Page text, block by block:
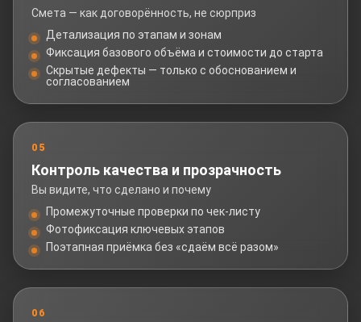
Смета — как договорённость, не сюрприз
Детализация по этапам и зонам
Фиксация базового объёма и стоимости до старта
Скрытые дефекты — только с обоснованием и
согласованием
05
Контроль качества и прозрачность
Вы видите, что сделано и почему
Промежуточные проверки по чек-листу
Фотофиксация ключевых этапов
Поэтапная приёмка без «сдаём всё разом»
06